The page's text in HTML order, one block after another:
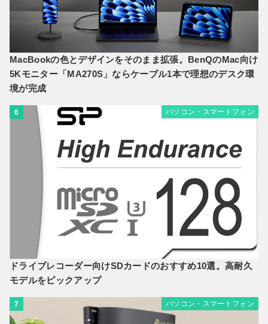
MacBookの色とデザインをそのまま拡張。BenQのMac向け
5Kモニター「MA270S」ならケーブル1本で理想のデスク環
境が完成
6 パソコン・スマートフォン
ドライブレコーダー向けSDカードのおすすめ10選。高耐久
モデルをピックアップ
7 パソコン・スマートフォン